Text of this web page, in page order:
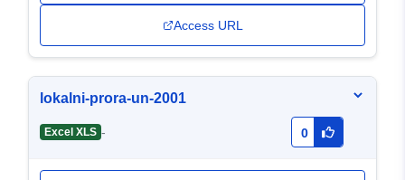
Access URL
lokalni-prora-un-2001
Excel XLS - 0